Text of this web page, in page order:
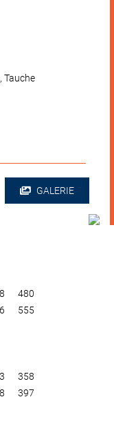
Tauche
GALERIE
480
555
358
397